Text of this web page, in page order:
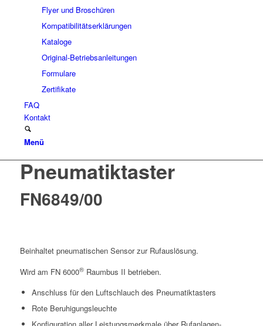
Flyer und Broschüren
Kompatibilitätserklärungen
Kataloge
Original-Betriebsanleitungen
Formulare
Zertifikate
FAQ
Kontakt
Menü
Pneumatiktaster
FN6849/00
Beinhaltet pneumatischen Sensor zur Rufauslösung.
Wird am FN 6000®Raumbus II betrieben.
Anschluss für den Luftschlauch des Pneumatiktasters
Rote Beruhigungsleuchte